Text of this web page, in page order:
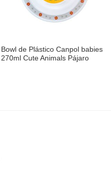
Bowl de Plástico Canpol babies
270ml Cute Animals Pájaro